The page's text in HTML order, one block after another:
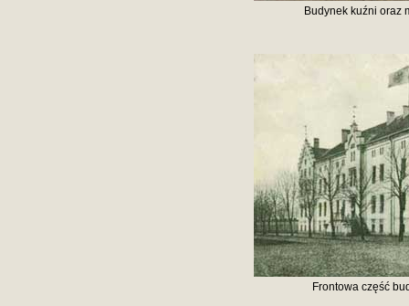
Budynek kuźni oraz
Frontowa część